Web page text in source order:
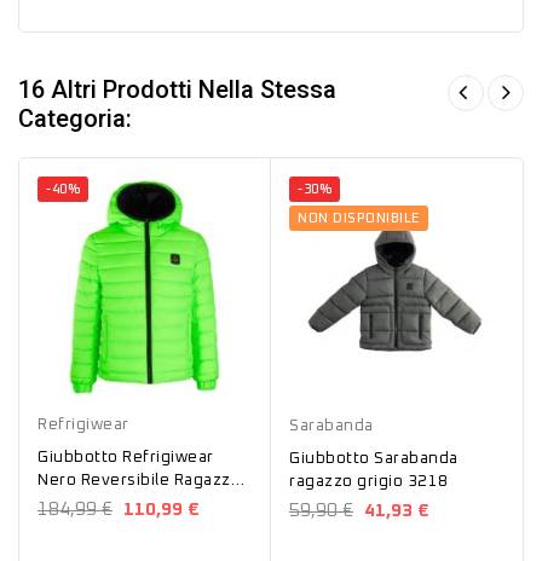
16 Altri Prodotti Nella Stessa
Categoria:
-40%
Refrigiwear
Giubbotto Refrigiwear
Nero Reversibile Ragazzo
RW364
184,99 € 110,99 €
-30%
NON DISPONIBILE
Sarabanda
Giubbotto Sarabanda
ragazzo grigio 3218
59,90 € 41,93 €